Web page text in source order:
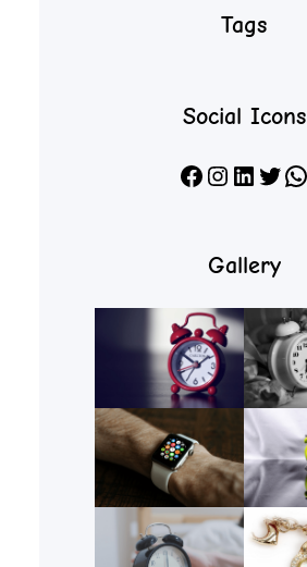
Tags
Social Icons
Facebook Instagram LinkedIn X WhatsApp
Gallery